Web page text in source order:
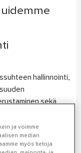
hallinnointi,
sekä
asiakastiedot,
ja voimme
median
myös tietoja